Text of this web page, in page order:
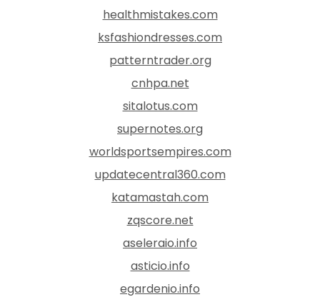
healthmistakes.com
ksfashiondresses.com
patterntrader.org
cnhpa.net
sitalotus.com
supernotes.org
worldsportsempires.com
updatecentral360.com
katamastah.com
zqscore.net
aseleraio.info
asticio.info
egardenio.info